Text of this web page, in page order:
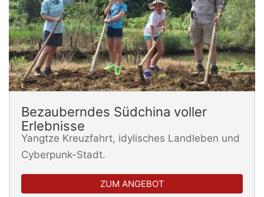
Bezauberndes Südchina voller
Erlebnisse
Yangtze Kreuzfahrt, idylisches Landleben und
Cyberpunk-Stadt.
ZUM ANGEBOT